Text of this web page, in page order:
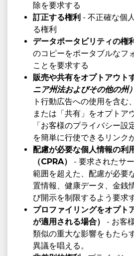
除を要求する
訂正する権利 - 不正確な個
る権利
データポータビリティの権
のコピーをポータブルなフ
ことを要求する
販売や共有をオプトアウト
ニア州法およびその他の州）
ト行動広告への使用を含む
または「共有」をオプトア
「お客様のプライバシー設
を簡単に行使できるリンク
配慮が必要な個人情報の利
（CPRA）
- 要求されたサ
範囲を超えた、配慮が必要
置情報、健康データ、金銭
び開示を制限するよう要求
プロファイリングをオプト
が適用される場合）
- お客
類似の重大な影響をもたら
異議を唱える。